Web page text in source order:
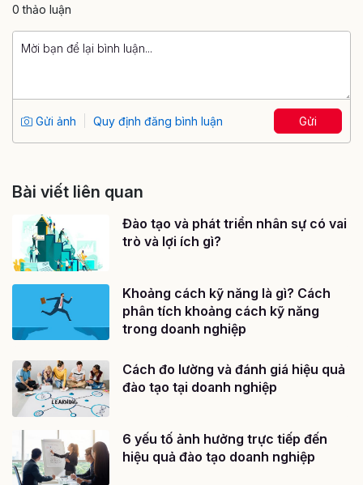
0 thảo luận
Gửi ảnh Quy định đăng bình luận Gửi
Bài viết liên quan
Đào tạo và phát triển nhân sự có vai
trò và lợi ích gì?
Khoảng cách kỹ năng là gì? Cách
phân tích khoảng cách kỹ năng
trong doanh nghiệp
Cách đo lường và đánh giá hiệu quả
đào tạo tại doanh nghiệp
6 yếu tố ảnh hưởng trực tiếp đến
hiệu quả đào tạo doanh nghiệp